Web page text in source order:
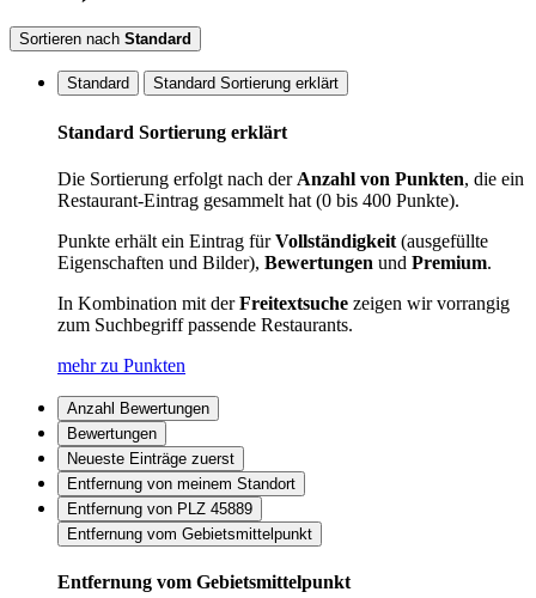
Sortieren nach Standard
Standard Standard Sortierung erklärt
Standard Sortierung erklärt
Die Sortierung erfolgt nach der Anzahl von Punkten, die ein
Restaurant-Eintrag gesammelt hat (0 bis 400 Punkte).
Punkte erhält ein Eintrag fürVollständigkeit (ausgefüllte
Eigenschaften und Bilder), Bewertungen und Premium.
In Kombination mit derFreitextsuche zeigen wir vorrangig
zum Suchbegriff passende Restaurants.
mehr zu Punkten
Anzahl Bewertungen
Bewertungen
Neueste Einträge zuerst
Entfernung von meinem Standort
Entfernung von PLZ 45889
Entfernung vom Gebietsmittelpunkt
Entfernung vom Gebietsmittelpunkt